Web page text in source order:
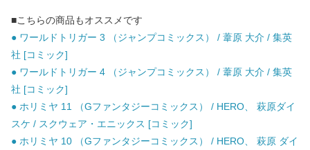
■こちらの商品もオススメです
● ワールドトリガー 3 （ジャンプコミックス） / 葦原 大介 / 集英
社 [コミック]
● ワールドトリガー 4 （ジャンプコミックス） / 葦原 大介 / 集英
社 [コミック]
● ホリミヤ 11 （Gファンタジーコミックス） / HERO、 萩原ダイ
スケ / スクウェア・エニックス [コミック]
● ホリミヤ 10 （Gファンタジーコミックス） / HERO、 萩原 ダイ